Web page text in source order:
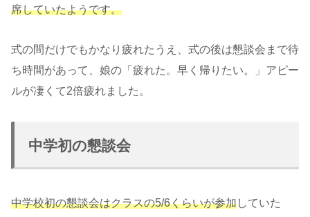
席していたようです。
式の間だけでもかなり疲れたうえ、式の後は懇談会まで待
ち時間があって、娘の「疲れた。早く帰りたい。」アピー
ルが凄くて2倍疲れました。
中学初の懇談会
中学校初の懇談会はクラスの5/6くらいが参加していた